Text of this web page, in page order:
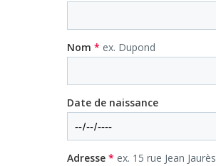
Nom * ex. Dupond
Date de naissance
Adresse * ex. 15 rue Jean Jaurès